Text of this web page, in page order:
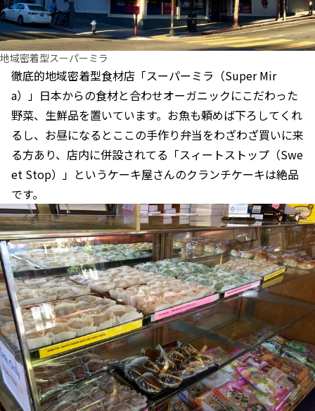
地域密着型スーパーミラ
徹底的地域密着型食材店「スーパーミラ（Super Mir
a）」日本からの食材と合わせオーガニックにこだわった
野菜、生鮮品を置いています。お魚も頼めば下ろしてくれ
るし、お昼になるとここの手作り弁当をわざわざ買いに来
る方あり、店内に併設されてる「スィートストップ（Swe
et Stop）」というケーキ屋さんのクランチケーキは絶品
です。